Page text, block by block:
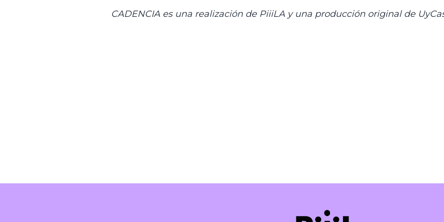
CADENCIA es una realización de PiiiLA y una producción original de